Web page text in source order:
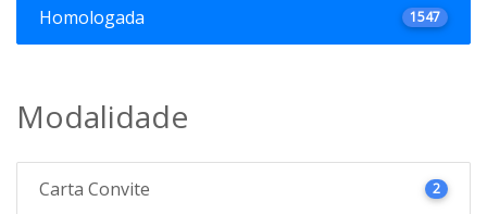
Homologada 1547
Modalidade
Carta Convite 2